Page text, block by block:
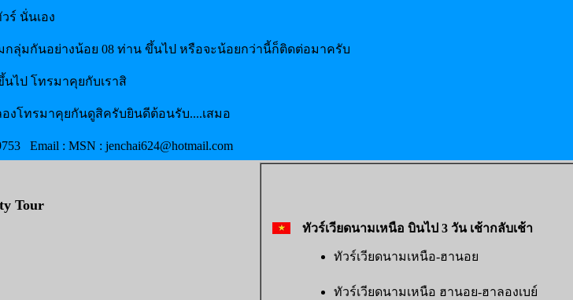
ร์ นั่นเอง
กลุ่มกันอย่างน้อย 08 ท่าน ขึ้นไป หรือจะน้อยกว่านี้ก็ติดต่อมาครับ
นไป โทรมาคุยกับเราสิ
งโทรมาคุยกันดูสิครับยินดีต้อนรับ....เสมอ
Email : MSN : jenchai624@hotmail.com
Tour
ทัวร์เวียดนามเหนือ บินไป 3 วัน เช้ากลับเช้า
ทัวร์เวียดนามเหนือ-ฮานอย
ทัวร์เวียดนามเหนือ ฮานอย-ฮาลองเบย์